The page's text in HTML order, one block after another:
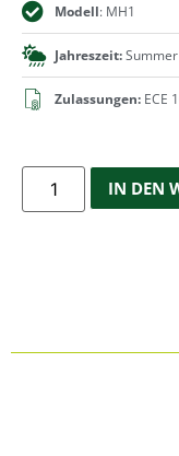
Modell: MH1
Jahreszeit:Summer
Zulassungen: ECE
IN DEN